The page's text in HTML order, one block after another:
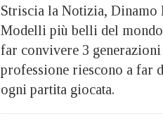
Striscia la Notizia, Dinamo
Modelli più belli del
far convivere 3
professione riescono a far
ogni partita giocata.